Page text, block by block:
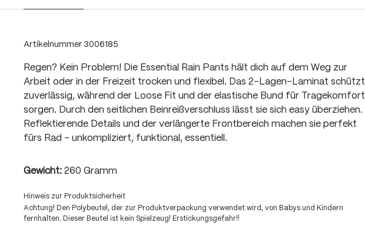
Artikelnummer 3006185
Regen? Kein Problem! Die Essential Rain Pants hält dich auf dem Weg zur
Arbeit oder in der Freizeit trocken und flexibel. Das 2-Lagen-Laminat schützt
zuverlässig, während der Loose Fit und der elastische Bund für Tragekomfort
sorgen. Durch den seitlichen Beinreißverschluss lässt sie sich easy überziehen.
Reflektierende Details und der verlängerte Frontbereich machen sie perfekt
fürs Rad – unkompliziert, funktional, essentiell.
Gewicht: 260 Gramm
Hinweis zur Produktsicherheit
Achtung! Den Polybeutel, der zur Produktverpackung verwendet wird, von Babys und Kindern
fernhalten. Dieser Beutel ist kein Spielzeug! Erstickungsgefahr!!